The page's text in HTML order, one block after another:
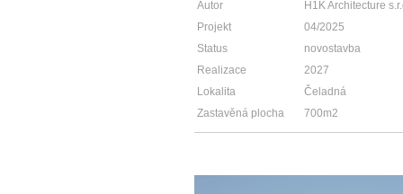
Autor
H1K Architecture
Projekt
04/2025
Status
novostavba
Realizace
2027
Lokalita
Čeladná
Zastavěná plocha
700m2